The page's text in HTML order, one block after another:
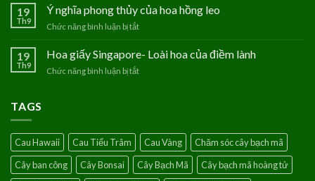
hoa
Thủy
phúc
với
19
Th9
Ý nghĩa phong thủy của hoa hồng leo
Chức năng bình luận bị tắt
nghĩa
19
Th9
Hoa giấy Singapore- Loài hoa của điềm lành
Chức năng bình luận bị tắt
của
điềm
lành
TAGS
Cau Hawaii Cau Tiểu Trâm Cau Vàng
Chăm sóc cây bạch mã
Cây ban công
Cây Bonsai Cây Bạch Mã
Cây bạch mã hoàng tử